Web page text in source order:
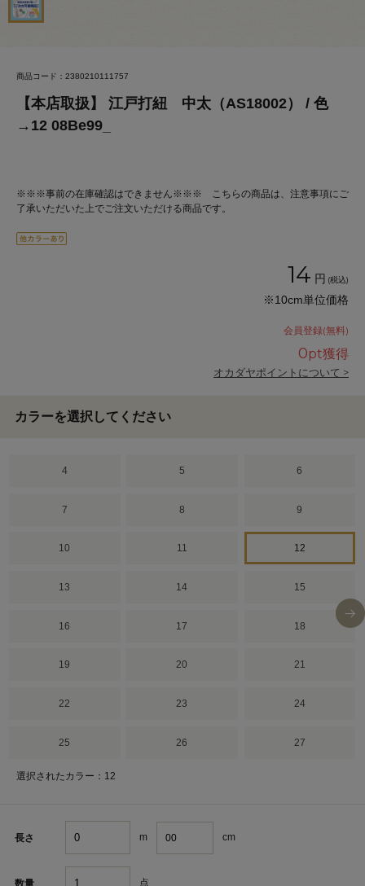
商品コード：2380210111757
【本店取扱】 江戸打紐 中太（AS18002） / 色
→12 08Be99_
※※※事前の在庫確認はできません※※※ こちらの商品は、注意事項にご
了承いただいた上でご注文いただける商品です。
14 円 (税込)
※10cm単位価格
会員登録(無料)
0pt獲得
オカダヤポイントについて >
カラーを選択してください
4 5 6
7 8 9
10 11 12
13 14 15
16 17 18
19 20 21
22 23 24
25 26 27
選択されたカラー：12
長さ m cm
数量 点